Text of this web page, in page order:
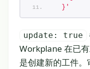
  }'
update: true
Workplane 在已
是创建新的工件。